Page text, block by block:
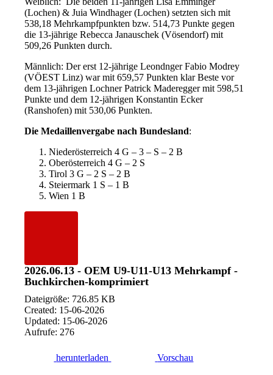
(Lochen) & Juia Windhager (Lochen) setzten sich mit
538,18 Mehrkampfpunkten bzw. 514,73 Punkte gegen
die 13-jährige Rebecca Janauschek (Vösendorf) mit
509,26 Punkten durch.
Männlich: Der erst 12-jährige Leondnger Fabio Modrey
(VÖEST Linz) war mit 659,57 Punkten klar Beste vor
dem 13-jährigen Lochner Patrick Maderegger mit 598,51
Punkte und dem 12-jährigen Konstantin Ecker
(Ranshofen) mit 530,06 Punkten.
Die Medaillenvergabe nach Bundesland:
Niederösterreich 4 G – 3 – S – 2 B
Oberösterreich 4 G – 2 S
Tirol 3 G – 2 S – 2 B
Steiermark 1 S – 1 B
Wien 1 B
2026.06.13 - OEM U9-U11-U13 Mehrkampf -
Buchkirchen-komprimiert
Dateigröße: 726.85 KB
Created: 15-06-2026
Updated: 15-06-2026
Aufrufe: 276
herunterladen Vorschau